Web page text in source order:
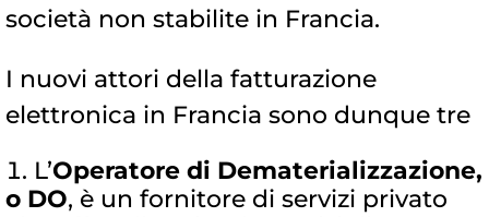
società non stabilite in Francia.
I nuovi attori della fatturazione
elettronica in Francia sono dunque tre
L’Operatore di Dematerializzazione,
o DO, è un fornitore di servizi privato